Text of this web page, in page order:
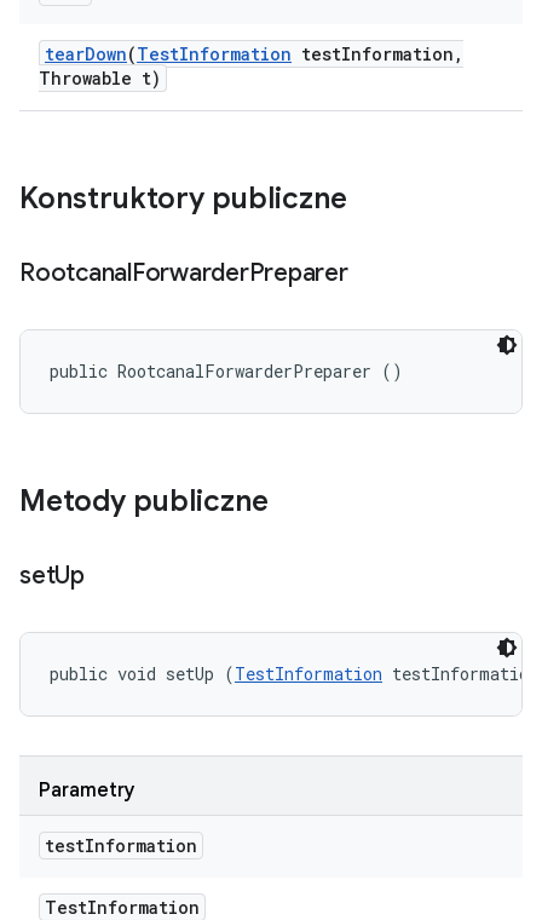
tearDown(TestInformation testInformation ,
Throwable t)
Konstruktory publiczne
RootcanalForwarderPreparer
public RootcanalForwarderPreparer ()
Metody publiczne
setUp
public void setUp (TestInformation
Parametry
testInformation
TestInformation